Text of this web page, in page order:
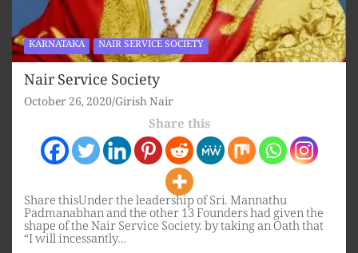
KARNATAKA NAIR SERVICE SOCIETY
Nair Service Society
October 26, 2020 Girish Nair
Share this
Share thisUnder the leadership of Sri. Mannathu
Padmanabhan and the other 13 Founders had given the
shape of the Nair Service Society. by taking an Oath that
“I will incessantly…